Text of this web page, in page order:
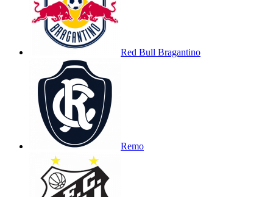
Red Bull Bragantino
Remo